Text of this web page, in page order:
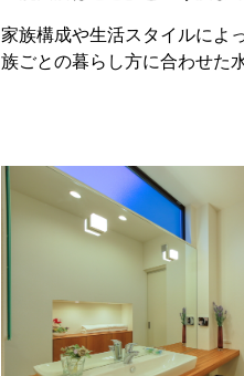
家族構成や生活スタイルによ
族ごとの暮らし方に合わせた